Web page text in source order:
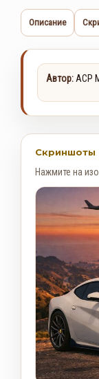
Описание
Автор: ACP
Скриншоты
Нажмите на